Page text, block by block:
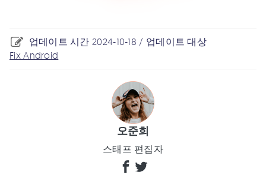
업데이트 시간 2024-10-18 / 업데이트 대상
Fix Android
오준희
스태프 편집자